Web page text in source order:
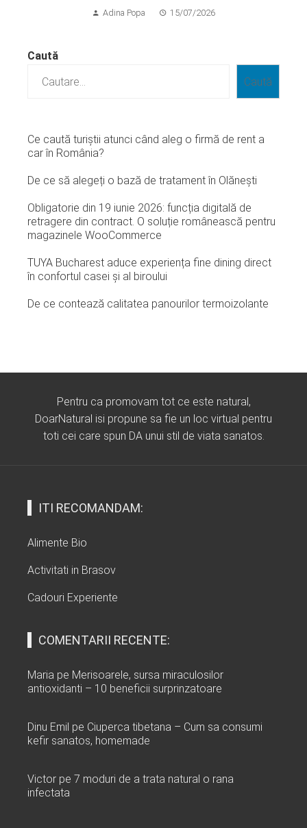
Adina Popa 15/07/2026
Caută
Caută
Ce caută turiștii atunci când aleg o firmă de rent a
car în România?
De ce să alegeți o bază de tratament în Olănești
Obligatorie din 19 iunie 2026: funcția digitală de
retragere din contract. O soluție românească pentru
magazinele WooCommerce
TUYA Bucharest aduce experiența fine dining direct
în confortul casei și al biroului
De ce contează calitatea panourilor termoizolante
Pentru ca promovam tot ce este natural,
DoarNatural isi propune sa fie un loc virtual pentru
toti cei care spun DA unui stil de viata sanatos.
ITI RECOMANDAM:
Alimente Bio
Activitati in Brasov
Cadouri Experiente
COMENTARII RECENTE:
Maria pe Merisoarele, sursa miraculosilor
antioxidanti – 10 beneficii surprinzatoare
Dinu Emil pe Ciuperca tibetana – Cum sa consumi
kefir sanatos, homemade
Victor pe 7 moduri de a trata natural o rana
infectata